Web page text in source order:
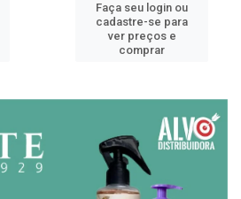
Faça seu login ou
cadastre-se para
ver preços e
comprar